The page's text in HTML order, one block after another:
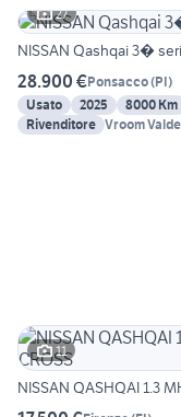
27
NISSAN Qashqai 3�
28.900 €Ponsacco(PI)
Usato
2025 8000 Km
Rivenditore Vroom
11
NISSAN QASHQAI 1.3